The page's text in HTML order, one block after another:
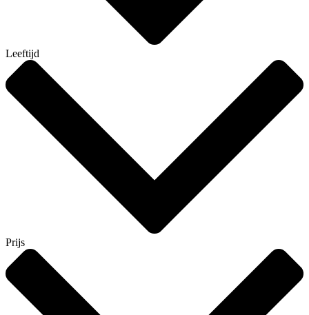
Leeftijd
Prijs